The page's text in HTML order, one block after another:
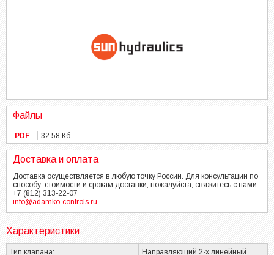
Файлы
PDF 32.58 Кб
Доставка и оплата
Доставка осуществляется в любую точку России. Для консультации по
способу, стоимости и срокам доставки, пожалуйста, свяжитесь с нами:
+7 (812) 313-22-07
info@adamko-controls.ru
Характеристики
Тип клапана: Направляющий 2-х линейный